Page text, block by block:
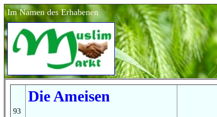
Im Namen des Erhabenen
93
Die Ameisen